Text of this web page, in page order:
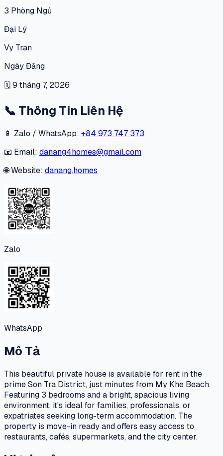
3 Phòng Ngủ
Đại Lý
Vy Tran
Ngày Đăng
🗓9 tháng 7, 2026
📞 Thông Tin Liên Hệ
📱 Zalo / WhatsApp: +84 973 747 373
📧 Email: danang4homes@gmail.com
🌐 Website: danang.homes
Zalo
WhatsApp
Mô Tả
This beautiful private house is available for rent in the
prime Son Tra District, just minutes from My Khe Beach.
Featuring 3 bedrooms and a bright, spacious living
environment, it's ideal for families, professionals, or
expatriates seeking long-term accommodation. The
property is move-in ready and offers easy access to
restaurants, cafés, supermarkets, and the city center.